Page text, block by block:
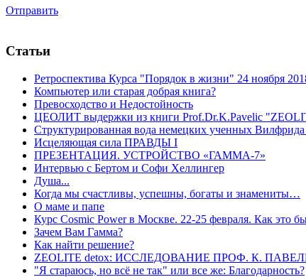
Отправить
Статьи
Ретроспектива Курса "Порядок в жизни" 24 ноября
Компьютер или старая добрая книга?
Превосходство и Недостойность
ЦЕОЛИТ выдержки из книги Prof.Dr.K.Pavelic
Структурированная вода немецких ученных
Исцеляющая сила ПРАВДЫ I
ПРЕЗЕНТАЦИЯ. УСТРОЙСТВО «ГАММА-7»
Интервью с Бертом и Софи Хеллингер
Душа...
Когда мы счастливы, успешны, богаты и знамениты…
О маме и папе
Курс Cosmic Power в Москве. 22-25 февраля. Как это
Зачем Вам Гамма?
Как найти решение?
ZEOLITE detox: ИССЛЕДОВАНИЕ ПРОФ. К. ПАВЕЛИК
"Я стараюсь, но всё не так" или все же: Благодарность?